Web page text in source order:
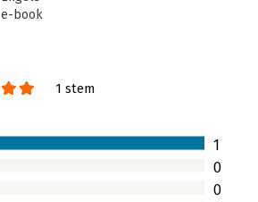
e-book
Van Haren Publishing B.V.
1 stem
1
0
0